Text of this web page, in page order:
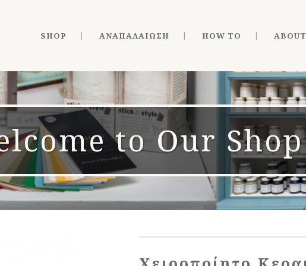
SHOP ΑΝΑΠΑΛΑΊΩΣΗ HOW TO
to Our Shop